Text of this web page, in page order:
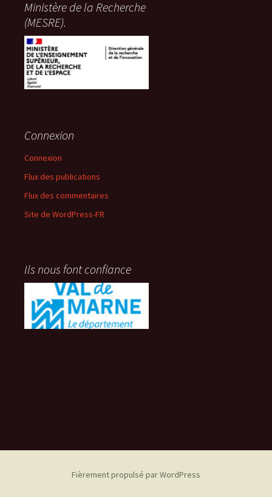
Ministère de la Recherche
(MESRE).
Connexion
Connexion
Flux des publications
Flux des commentaires
Site de WordPress-FR
Ils nous font confiance
Fièrement propulsé par WordPress